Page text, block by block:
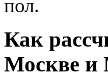
пол.
Как
Москве и